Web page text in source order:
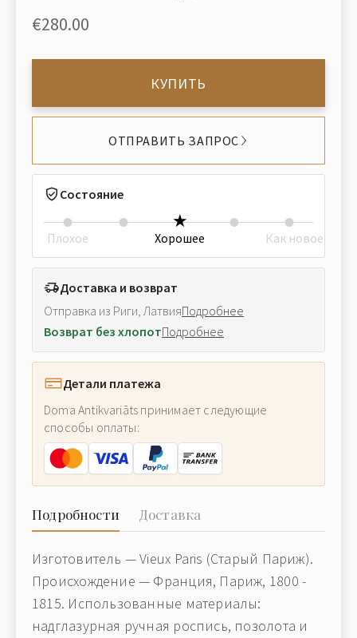
€280.00
КУПИТЬ
ОТПРАВИТЬ ЗАПРОС
Состояние
Плохое Хорошее Как новое
Доставка и возврат
Отправка из Риги, ЛатвияПодробнее
Возврат без хлопотПодробнее
Детали платежа
Doma Antikvariāts принимает следующие
способы оплаты:
Подробности Доставка
Изготовитель — Vieux Paris (Старый Париж).
Происхождение — Франция, Париж, 1800 -
1815. Использованные материалы:
надглазурная ручная роспись, позолота и